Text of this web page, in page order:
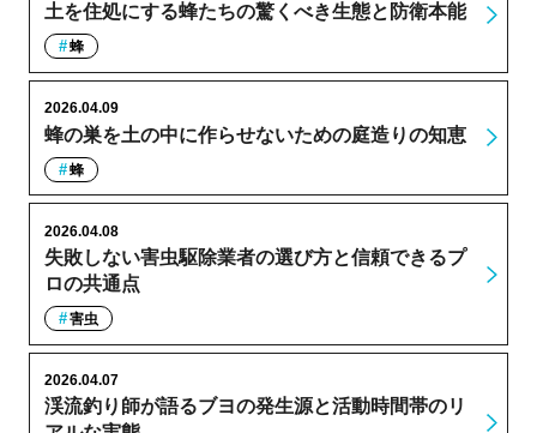
土を住処にする蜂たちの驚くべき生態と防衛本能
蜂
蜂の巣を土の中に作らせないための庭造りの知恵
2026.04.09
蜂
失敗しない害虫駆除業者の選び方と信頼できるプ
ロの共通点
2026.04.08
害虫
渓流釣り師が語るブヨの発生源と活動時間帯のリ
2026.04.07